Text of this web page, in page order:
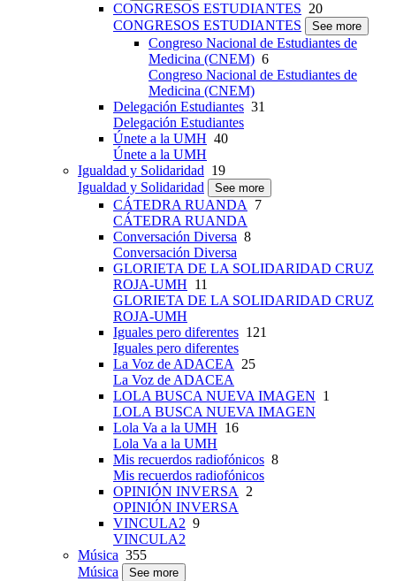
CONGRESOS ESTUDIANTES 20
CONGRESOS ESTUDIANTES
See more
Congreso Nacional de Estudiantes de
Medicina (CNEM) 6
Congreso Nacional de Estudiantes de
Medicina (CNEM)
Delegación Estudiantes 31
Delegación Estudiantes
Únete a la UMH 40
Únete a la UMH
Igualdad y Solidaridad 19
Igualdad y Solidaridad
See more
CÁTEDRA RUANDA
7
CÁTEDRA RUANDA
Conversación Diversa 8
Conversación Diversa
GLORIETA DE LA SOLIDARIDAD CRUZ
ROJA-UMH 11
GLORIETA DE LA SOLIDARIDAD CRUZ
ROJA-UMH
Iguales pero diferentes 121
Iguales pero diferentes
La Voz de ADACEA
25
La Voz de ADACEA
LOLA BUSCA NUEVA IMAGEN 1
LOLA BUSCA NUEVA IMAGEN
Lola Va a la UMH 16
Lola Va a la UMH
Mis recuerdos radiofónicos 8
Mis recuerdos radiofónicos
OPINIÓN INVERSA
2
OPINIÓN INVERSA
VINCULA2 9
VINCULA2
Música 355
Música
See more